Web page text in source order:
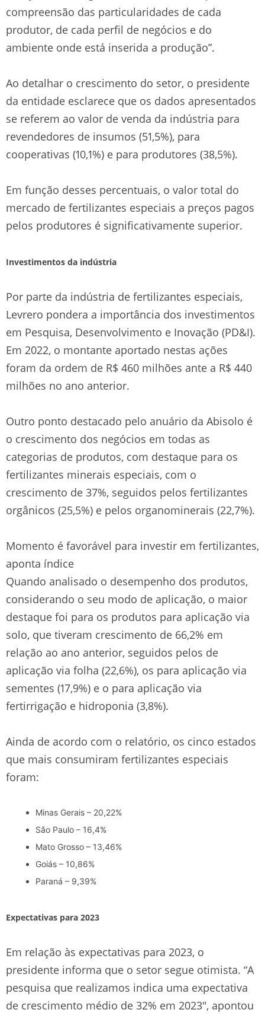
compreensão das particularidades de cada
produtor, de cada perfil de negócios e do
ambiente onde está inserida a produção”.
Ao detalhar o crescimento do setor, o presidente
da entidade esclarece que os dados apresentados
se referem ao valor de venda da indústria para
revendedores de insumos (51,5%), para
cooperativas (10,1%) e para produtores (38,5%).
Em função desses percentuais, o valor total do
mercado de fertilizantes especiais a preços pagos
pelos produtores é significativamente superior.
Investimentos da indústria
Por parte da indústria de fertilizantes especiais,
Levrero pondera a importância dos investimentos
em Pesquisa, Desenvolvimento e Inovação (PD&I).
Em 2022, o montante aportado nestas ações
foram da ordem de R$ 460 milhões ante a R$ 440
milhões no ano anterior.
Outro ponto destacado pelo anuário da Abisolo é
o crescimento dos negócios em todas as
categorias de produtos, com destaque para os
fertilizantes minerais especiais, com o
crescimento de 37%, seguidos pelos fertilizantes
orgânicos (25,5%) e pelos organominerais (22,7%).
Momento é favorável para investir em fertilizantes,
aponta índice
Quando analisado o desempenho dos produtos,
considerando o seu modo de aplicação, o maior
destaque foi para os produtos para aplicação via
solo, que tiveram crescimento de 66,2% em
relação ao ano anterior, seguidos pelos de
aplicação via folha (22,6%), os para aplicação via
sementes (17,9%) e o para aplicação via
fertirrigação e hidroponia (3,8%).
Ainda de acordo com o relatório, os cinco estados
que mais consumiram fertilizantes especiais
foram:
Minas Gerais – 20,22%
São Paulo – 16,4%
Mato Grosso – 13,46%
Goiás – 10,86%
Paraná – 9,39%
Expectativas para 2023
Em relação às expectativas para 2023, o
presidente informa que o setor segue otimista. “A
pesquisa que realizamos indica uma expectativa
de crescimento médio de 32% em 2023″, apontou